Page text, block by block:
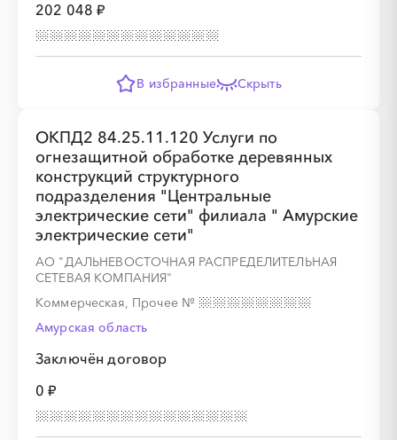
202 048 ₽
В избранные Скрыть
ОКПД2 84.25.11.120 Услуги по
огнезащитной обработке деревянных
конструкций структурного
подразделения "Центральные
электрические сети" филиала " Амурские
электрические сети"
АО "ДАЛЬНЕВОСТОЧНАЯ РАСПРЕДЕЛИТЕЛЬНАЯ
СЕТЕВАЯ КОМПАНИЯ"
Коммерческая, Прочее №
Амурская область
Заключён договор
0 ₽